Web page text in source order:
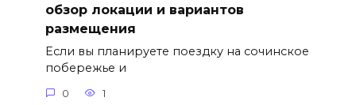
обзор локации и вариантов
размещения
Если вы планируете поездку на сочинское
побережье и
0 1